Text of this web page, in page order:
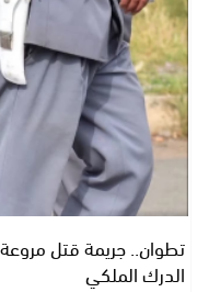
تطوان.. جريمة قتل
الدرك الملكي